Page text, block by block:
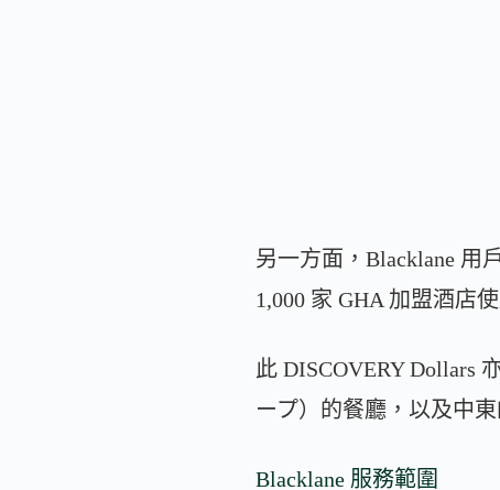
另一方面，Blacklane 用
1,000 家 GHA 加盟酒店
此 DISCOVERY Dollars
ープ）的餐廳，以及中東
Blacklane 服務範圍